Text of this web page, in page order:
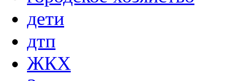
дети
дтп
ЖКХ